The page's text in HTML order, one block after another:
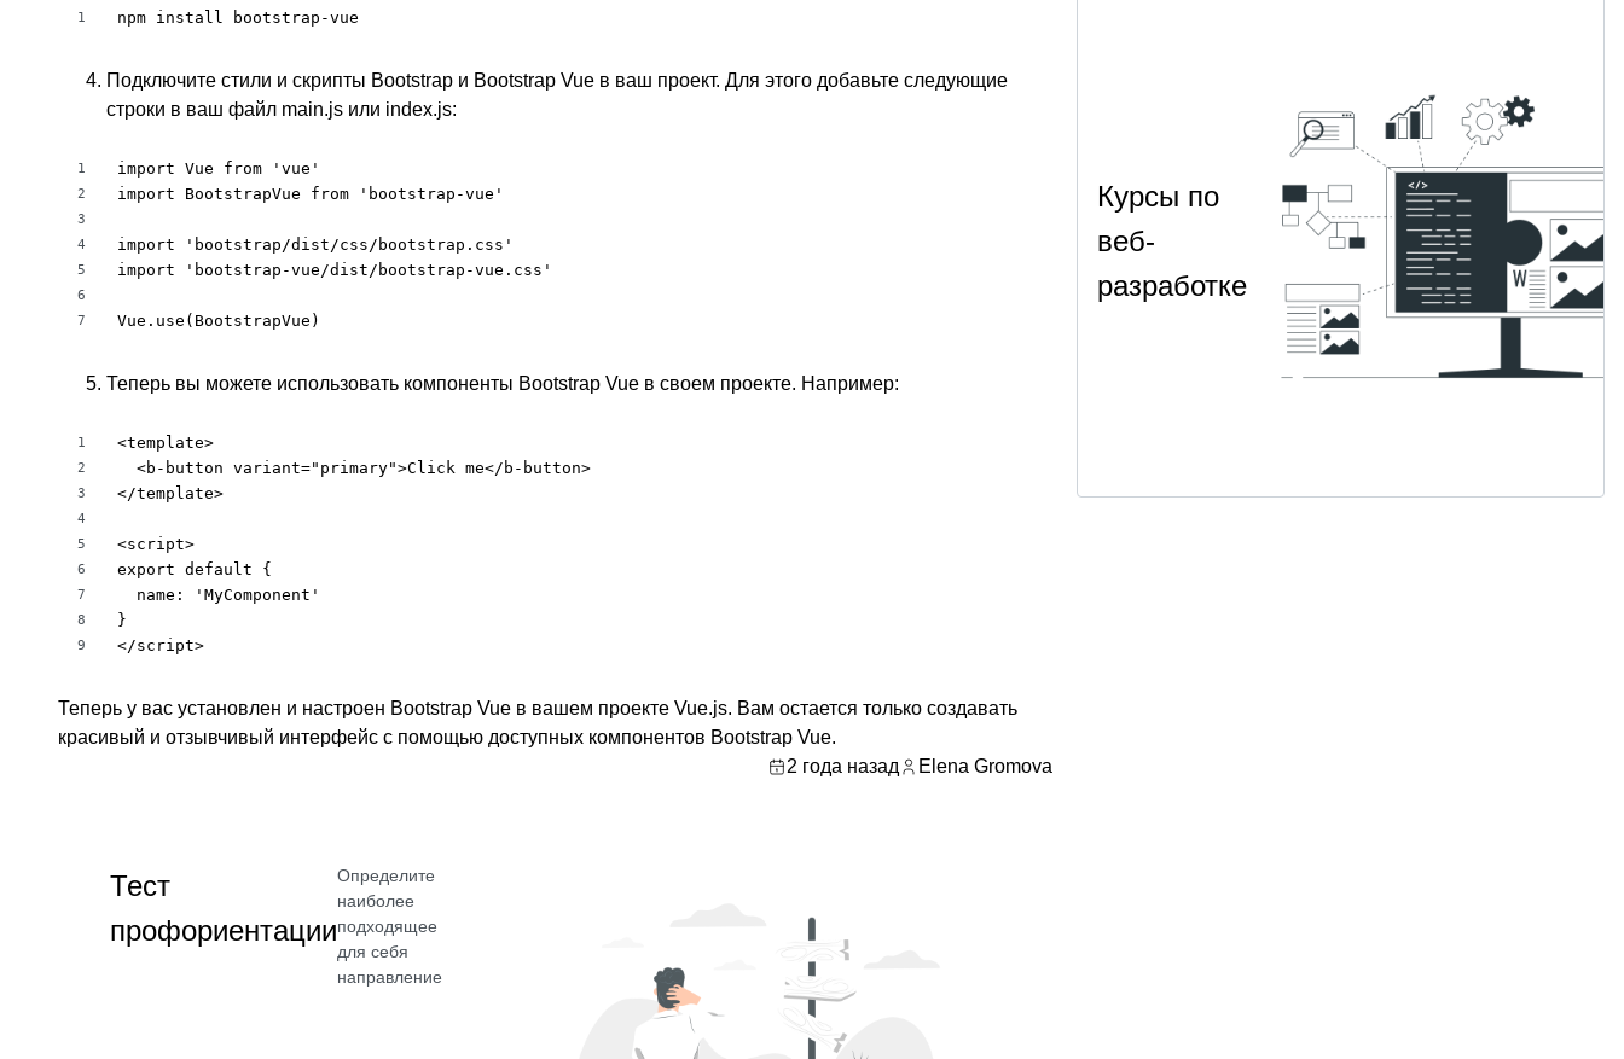
1 npm install bootstrap-vue
Подключите стили и скрипты Bootstrap и Bootstrap Vue в ваш проект. Для этого добавьте следующие
строки в ваш файл main.js или index.js:
1
2
3
4
5
6
7
import Vue from 'vue'
import BootstrapVue from 'bootstrap-vue'
import 'bootstrap/dist/css/bootstrap.css'
import 'bootstrap-vue/dist/bootstrap-vue.css'
Vue.use(BootstrapVue)
Теперь вы можете использовать компоненты Bootstrap Vue в своем проекте. Например:
1
2
3
4
5
6
7
8
9
<template>
  <b-button variant="primary">Click me</b-button>
</template>
<script>
export default {
  name: 'MyComponent'
}
</script>
Теперь у вас установлен и настроен Bootstrap Vue в вашем проекте Vue.js. Вам остается только создавать
красивый и отзывчивый интерфейс с помощью доступных компонентов Bootstrap Vue.
2 года назад
Elena Gromova
Тест
профориентации
Определите
наиболее
подходящее
для себя
направление
Курсы по
веб-
разработке